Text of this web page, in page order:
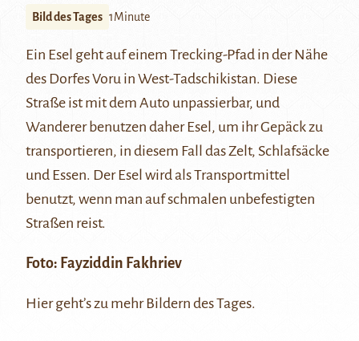
Bild des Tages 1Minute
Ein Esel geht auf einem Trecking-Pfad in der Nähe
des DorfesVoru in West-Tadschikistan. Diese
Straße ist mit dem Auto unpassierbar, und
Wanderer benutzen daher Esel, um ihr Gepäck zu
transportieren, in diesem Fall das Zelt, Schlafsäcke
und Essen. Der Esel wird als Transportmittel
benutzt, wenn man auf schmalen unbefestigten
Straßen reist.
Foto: Fayziddin Fakhriev
Hiergeht’s zu mehr Bildern des Tages.